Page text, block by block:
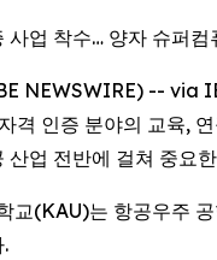
업 착수… 양자 슈퍼
NEWSWIRE) --
격 인증 분야의 교육,
업 전반에 걸쳐 중요
(KAU)는 항공우주